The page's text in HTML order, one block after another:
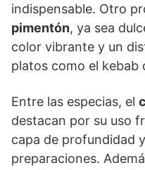
indispensable. Otro
pimentón, ya sea
color vibrante y un
platos como el kebab
Entre las especias, el
destacan por su uso
capa de profundidad
preparaciones.